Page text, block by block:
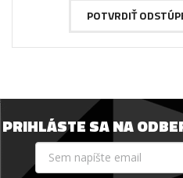
POTVRDIŤ
PRIHLÁSTE SA NA